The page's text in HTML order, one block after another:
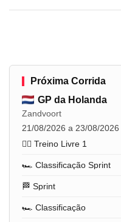
Próxima Corrida
GP da Holanda
Zandvoort
21/08/2026 a 23/08/2026
🏋️‍♂️ Treino Livre 1
🏎️ Classificação Sprint
🏁 Sprint
🏎️ Classificação